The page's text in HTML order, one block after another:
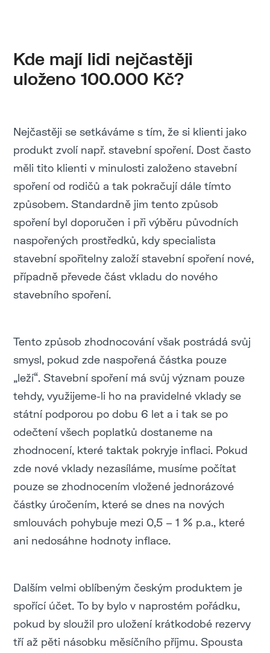
Kde mají lidi nejčastěji
uloženo 100.000 Kč?
Nejčastěji se setkáváme s tím, že si klienti jako
produkt zvolí např. stavební spoření. Dost často
měli tito klienti v minulosti založeno stavební
spoření od rodičů a tak pokračují dále tímto
způsobem. Standardně jim tento způsob
spoření byl doporučen i při výběru původních
naspořených prostředků, kdy specialista
stavební spořitelny založí stavební spoření nové,
případně převede část vkladu do nového
stavebního spoření.
Tento způsob zhodnocování však postrádá svůj
smysl, pokud zde naspořená částka pouze
„leží“. Stavební spoření má svůj význam pouze
tehdy, využijeme-li ho na pravidelné vklady se
státní podporou po dobu 6 let a i tak se po
odečtení všech poplatků dostaneme na
zhodnocení, které taktak pokryje inflaci. Pokud
zde nové vklady nezasíláme, musíme počítat
pouze se zhodnocením vložené jednorázové
částky úročením, které se dnes na nových
smlouvách pohybuje mezi 0,5 – 1 % p.a., které
ani nedosáhne hodnoty inflace.
Dalším velmi oblíbeným českým produktem je
spořící účet. To by bylo v naprostém pořádku,
pokud by sloužil pro uložení krátkodobé rezervy
tří až pěti násobku měsíčního příjmu. Spousta